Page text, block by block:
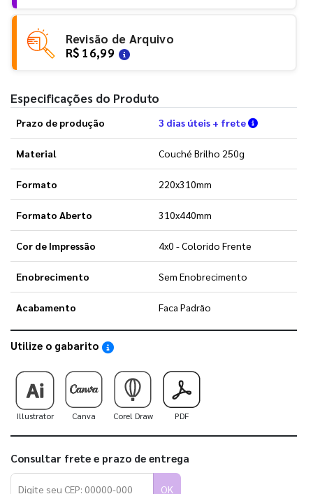
Revisão de Arquivo
R$ 16,99
Especificações do Produto
Prazo de produção 3 dias úteis + frete Verifique
Material Couché Brilho 250g
Formato 220x310mm
Formato Aberto 310x440mm
Cor de Impressão 4x0 - Colorido Frente
Enobrecimento Sem Enobrecimento
Acabamento Faca Padrão
Utilize o gabarito Saiba como utilizar os nossos gabaritos
Illustrator Canva Corel Draw PDF
Consultar frete e prazo de entrega
OK